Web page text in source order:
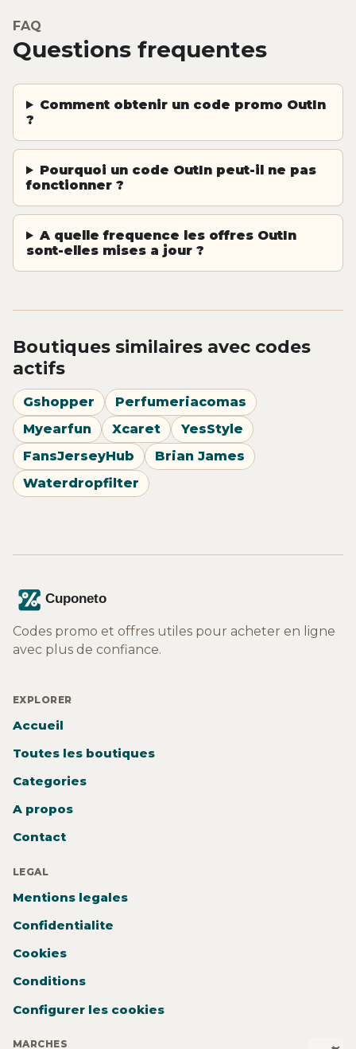
FAQ
Questions frequentes
Comment obtenir un code promo OutIn
?
Pourquoi un code OutIn peut-il ne pas
fonctionner ?
A quelle frequence les offres OutIn
sont-elles mises a jour ?
Boutiques similaires avec codes
actifs
Gshopper
Perfumeriacomas
Myearfun
Xcaret
YesStyle
FansJerseyHub
Brian James
Waterdropfilter
Codes promo et offres utiles pour acheter en ligne
avec plus de confiance.
EXPLORER
Accueil
Toutes les boutiques
Categories
A propos
Contact
LEGAL
Mentions legales
Confidentialite
Cookies
Conditions
Configurer les cookies
MARCHES